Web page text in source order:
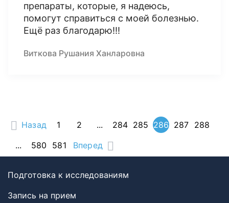
препараты, которые, я надеюсь,
помогут справиться с моей болезнью.
Ещё раз благодарю!!!
Виткова Рушания Ханларовна
Назад 1 2 ... 284 285 286 287 288
...
580 581 Вперед
Подготовка к исследованиям
Запись на прием